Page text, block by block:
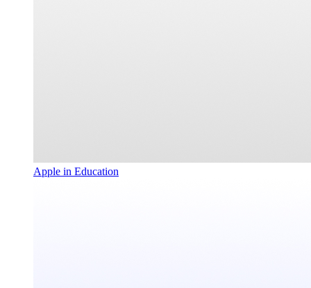
Apple in Education